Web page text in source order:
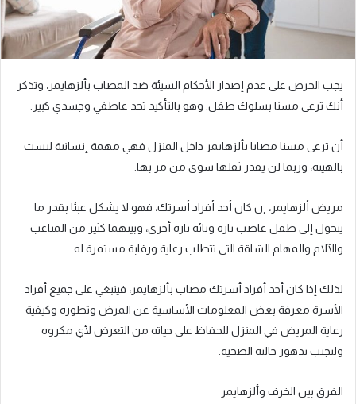
يجب الحرص على عدم إصدار الأحكام السيئة ضد المصاب بألزهايمر، وتذكر
أنك ترعى مسنا بسلوك طفل. وهو بالتأكيد تحد عاطفي وجسدي كبير.
أن ترعى مسنا مصابا بألزهايمر داخل المنزل فهي مهمة إنسانية ليست
بالهينة، وربما لن يقدر ثقلها سوى من مر بها.
مريض ألزهايمر، إن كان أحد أفراد أسرتك، فهو لا يشكل عبئا بقدر ما
يتحول إلى طفل غاضب تارة وتائه تارة أخرى، وبينهما كثير من المتاعب
والآلام والمهام الشاقة التي تتطلب رعاية ورقابة مستمرة له.
لذلك إذا كان أحد أفراد أسرتك مصاب بألزهايمر، فينبغي على جميع أفراد
الأسرة معرفة بعض المعلومات الأساسية عن المرض وتطوره وكيفية
رعاية المريض في المنزل للحفاظ على حياته من التعرض لأي مكروه
ولتجنب تدهور حالته الصحية.
الفرق بين الخرف وألزهايمر